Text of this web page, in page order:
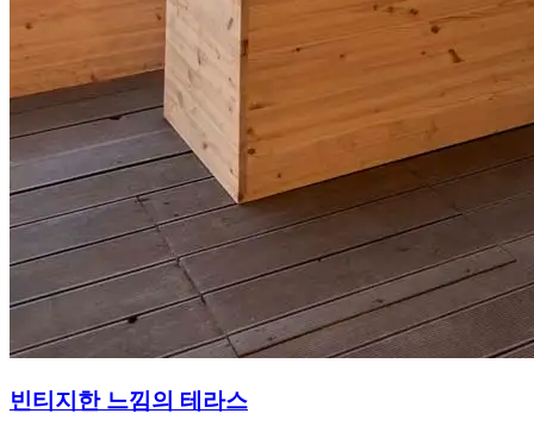
빈티지한 느낌의 테라스